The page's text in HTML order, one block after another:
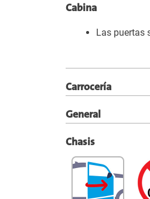
Cabina
Las puertas
Carrocería
General
Chasis